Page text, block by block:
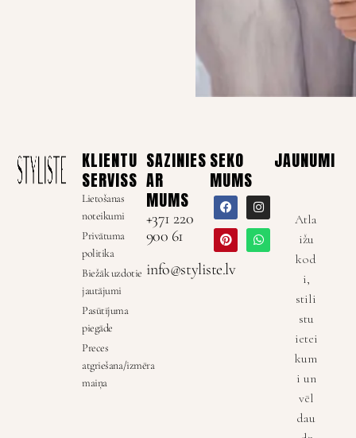
KLIENTU
SERVISS
Lietošanas
noteikumi
Privātuma
politika
Biežāk uzdotie
jautājumi
Pasūtījuma
piegāde
Preces
atgriešana/izmēra
maiņa
SAZINIES
AR
MUMS
+371 220
900 61
info@styliste.lv
SEKO
MUMS
JAUNUMI
Atla
ižu
kod
i,
stili
stu
ietei
kum
i un
vēl
dau